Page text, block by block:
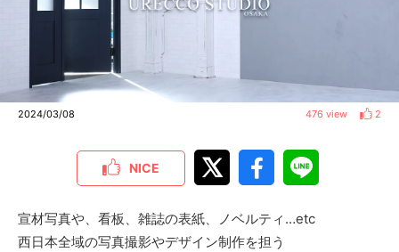
2024/03/08 476 view 2
NICE
宣材写真や、看板、雑誌の表紙、ノベルティ…etc
西日本全域の写真撮影やデザイン制作を担う